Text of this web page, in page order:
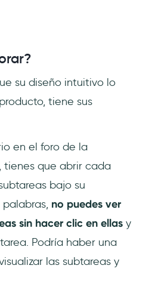
su diseño intuitivo lo
tiene sus
en el foro de la
tienes que abrir cada
bajo su
palabras, no puedes ver
sin hacer clic en ellas y
Podría haber una
las subtareas y